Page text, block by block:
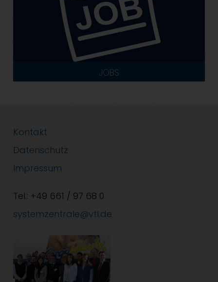
JOBS
Kontakt
Datenschutz
Impressum
Tel.: +49 661 / 97 68 0
systemzentrale@vtl.de